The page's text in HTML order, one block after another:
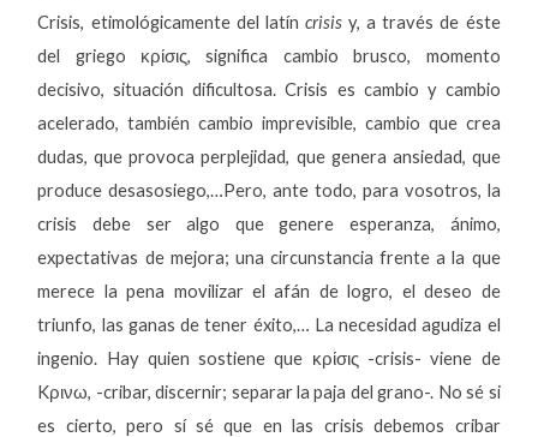
Crisis, etimológicamente del latín crisisy, a través de éste
del griego κρίσις, significa cambio brusco, momento
decisivo, situación dificultosa. Crisis es cambio y cambio
acelerado, también cambio imprevisible, cambio que crea
dudas, que provoca perplejidad, que genera ansiedad, que
produce desasosiego,…Pero, ante todo, para vosotros, la
crisis debe ser algo que genere esperanza, ánimo,
expectativas de mejora; una circunstancia frente a la que
merece la pena movilizar el afán de logro, el deseo de
triunfo, las ganas de tener éxito,… La necesidad agudiza el
ingenio. Hay quien sostiene que κρίσις -crisis- viene de
Kρινω, -cribar, discernir; separar la paja del grano-. No sé si
es cierto, pero sí sé que en las crisis debemos cribar